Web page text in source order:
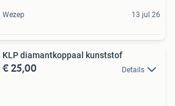
Wezep 13 jul 26
KLP diamantkoppaal kunststof
€ 25,00 Details